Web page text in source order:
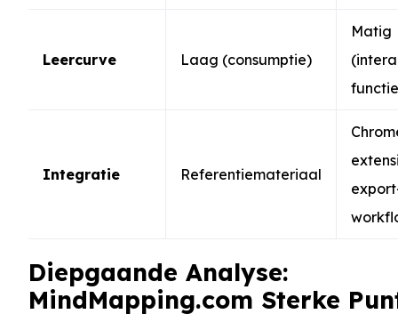
Leercurve Laag (consumptie)
Matig
Integratie Referentiemateriaal
Diepgaande Analyse:
MindMapping.com Sterke